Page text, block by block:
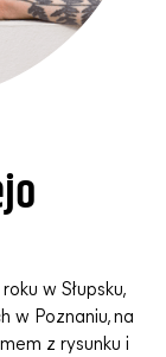
w Słupsku,
w Poznaniu, na
z rysunku i